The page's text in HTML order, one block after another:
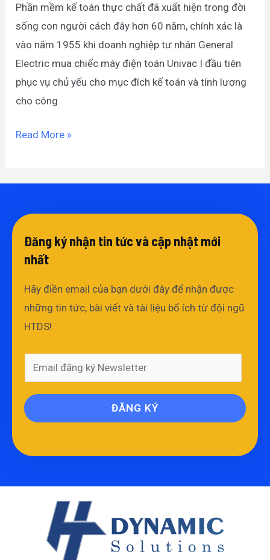
Phần mềm kế toán thực chất đã xuất hiện trong đời
sống con người cách đây hơn 60 năm, chính xác là
vào năm 1955 khi doanh nghiệp tư nhân General
Electric mua chiếc máy điện toán Univac I đầu tiên
phục vụ chủ yếu cho mục đích kế toán và tính lương
cho công
mềm
kế
toán
Read More »
Đăng ký nhận tin tức và cập nhật mới
nhất​
Hãy điền email của bạn dưới đây để nhận được
những tin tức, bài viết và tài liệu bổ ích từ đội ngũ
HTDS!
ĐĂNG KÝ